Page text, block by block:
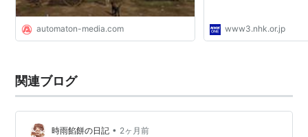
automaton-media.com www3.nhk.or.jp
関連ブログ
時雨餡餅の日記 • 2ヶ月前